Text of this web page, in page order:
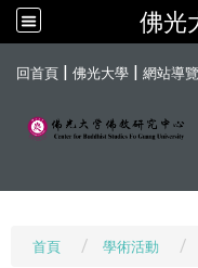
佛光
回首頁 | 佛光大學 | 網站導覽
首頁 學術活動